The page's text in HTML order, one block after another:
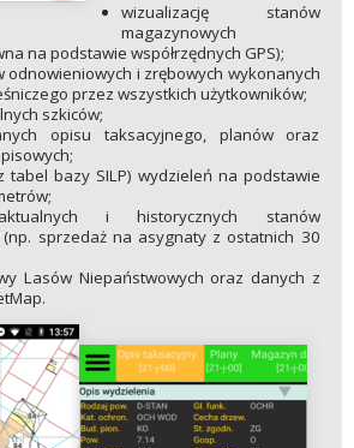
wizualizację stanów
magazynowych
na podstawie współrzędnych GPS);
odnowieniowych i zrębowych wykonanych
przez wszystkich użytkowników;
szkiców;
opisu taksacyjnego, planów oraz
tabel bazy SILP) wydzieleń na podstawie
i historycznych stanów
sprzedaż na asygnaty z ostatnich 30
Lasów Niepaństwowych oraz danych z